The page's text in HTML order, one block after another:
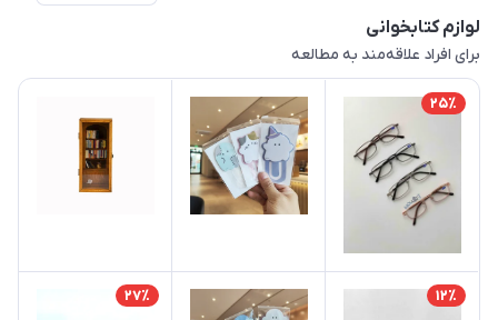
لوازم کتابخوانی
برای افراد علاقه‌مند به مطالعه
25٪
12٪ 27٪